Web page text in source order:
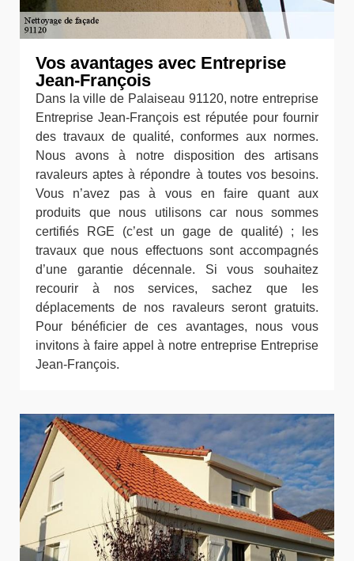
Vos avantages avec Entreprise
Jean-François
Dans la ville de Palaiseau 91120, notre entreprise
Entreprise Jean-François est réputée pour fournir
des travaux de qualité, conformes aux normes.
Nous avons à notre disposition des artisans
ravaleurs aptes à répondre à toutes vos besoins.
Vous n’avez pas à vous en faire quant aux
produits que nous utilisons car nous sommes
certifiés RGE (c’est un gage de qualité) ; les
travaux que nous effectuons sont accompagnés
d’une garantie décennale. Si vous souhaitez
recourir à nos services, sachez que les
déplacements de nos ravaleurs seront gratuits.
Pour bénéficier de ces avantages, nous vous
invitons à faire appel à notre entreprise Entreprise
Jean-François.